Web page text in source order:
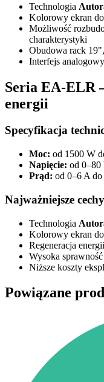
Technologia
Kolorowy ekran
Możliwość
charakterystyki
Obudowa rack
Interfejs
Seria EA-ELR
energii
Specyfikacja
Moc: od 1500 W
Napięcie: od
Prąd: od 0–6 A
Najważniejsze cechy
Technologia
Kolorowy ekran
Regeneracja
Wysoka
Niższe koszty
Powiązane